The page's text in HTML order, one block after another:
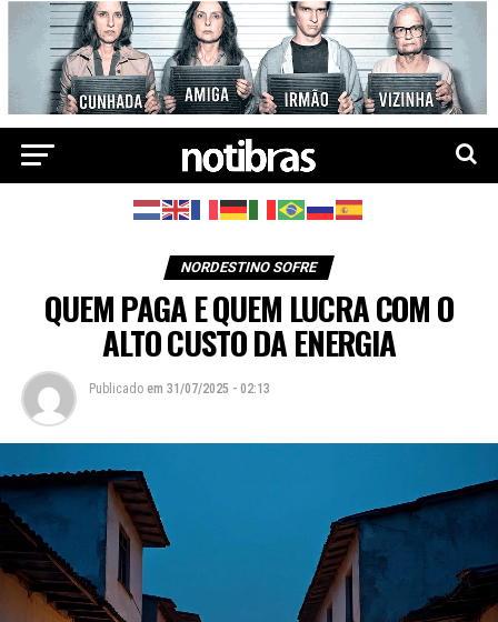
NORDESTINO SOFRE
QUEM PAGA E QUEM LUCRA COM O
ALTO CUSTO DA ENERGIA
Publicado em 31/07/2025 - 02:13